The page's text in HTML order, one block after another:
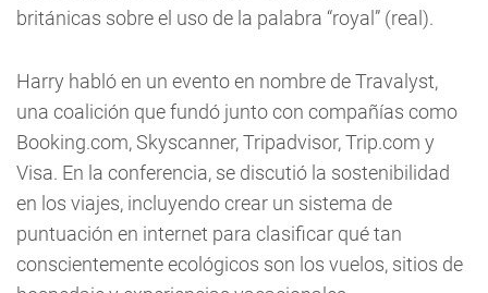
británicas sobre el uso de la palabra “royal” (real).
Harry habló en un evento en nombre de Travalyst,
una coalición que fundó junto con compañías como
Booking.com, Skyscanner, Tripadvisor, Trip.com y
Visa. En la conferencia, se discutió la sostenibilidad
en los viajes, incluyendo crear un sistema de
puntuación en internet para clasificar qué tan
conscientemente ecológicos son los vuelos, sitios de